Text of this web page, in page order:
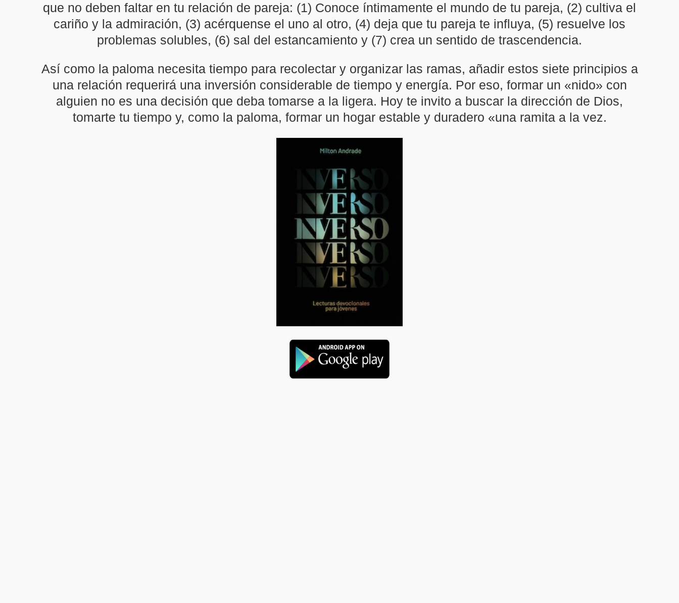
que no deben faltar en tu relación de pareja: (1) Conoce íntimamente el mundo de tu pareja, (2) cultiva el
cariño y la admiración, (3) acérquense el uno al otro, (4) deja que tu pareja te influya, (5) resuelve los
problemas solubles, (6) sal del estancamiento y (7) crea un sentido de trascendencia.
Así como la paloma necesita tiempo para recolectar y organizar las ramas, añadir estos siete principios a
una relación requerirá una inversión considerable de tiempo y energía. Por eso, formar un «nido» con
alguien no es una decisión que deba tomarse a la ligera. Hoy te invito a buscar la dirección de Dios,
tomarte tu tiempo y, como la paloma, formar un hogar estable y duradero «una ramita a la vez.